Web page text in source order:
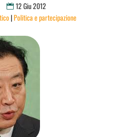
12 Giu 2012
|Politica e partecipazione